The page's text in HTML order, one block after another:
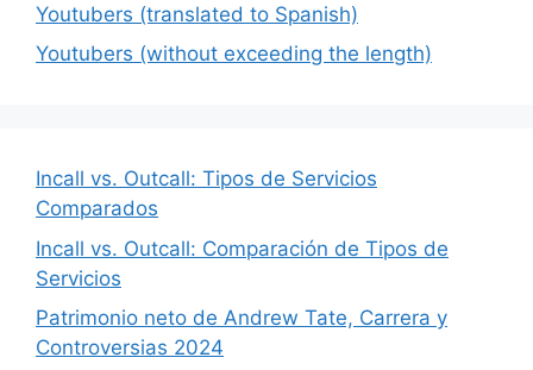
Youtubers (translated to Spanish)
Youtubers (without exceeding the length)
Incall vs. Outcall: Tipos de Servicios
Comparados
Incall vs. Outcall: Comparación de Tipos de
Servicios
Patrimonio neto de Andrew Tate, Carrera y
Controversias 2024